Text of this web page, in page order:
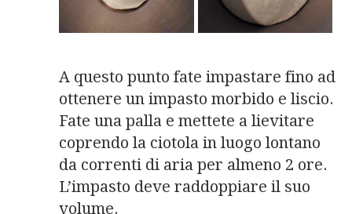
A questo punto fate impastare fino ad
ottenere un impasto morbido e liscio.
Fate una palla e mettete a lievitare
coprendo la ciotola in luogo lontano
da correnti di aria per almeno 2 ore.
L’impasto deve raddoppiare il suo
volume.